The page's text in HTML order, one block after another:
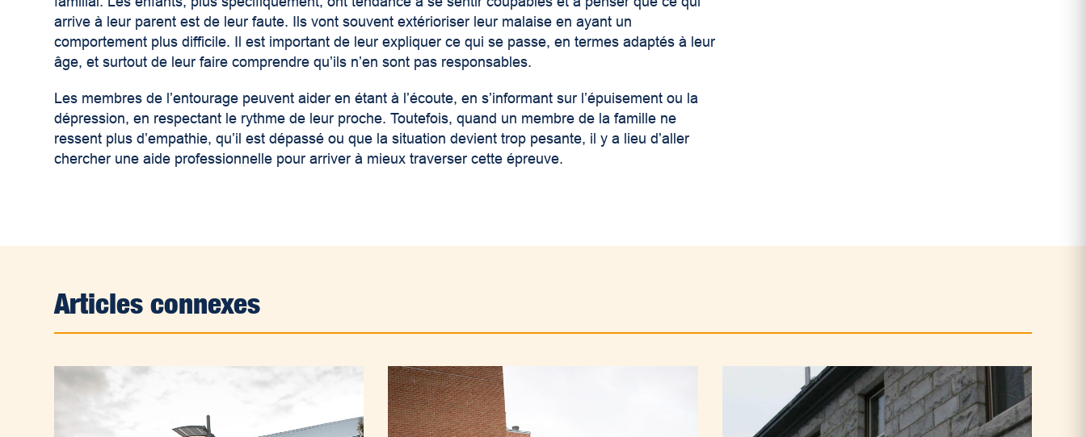
arrive à leur parent est de leur faute. Ils vont souvent extérioriser leur malaise en ayant un
comportement plus difficile. Il est important de leur expliquer ce qui se passe, en termes adaptés à leur
âge, et surtout de leur faire comprendre qu’ils n’en sont pas responsables.
Les membres de l’entourage peuvent aider en étant à l’écoute, en s’informant sur l’épuisement ou la
dépression, en respectant le rythme de leur proche. Toutefois, quand un membre de la famille ne
ressent plus d’empathie, qu’il est dépassé ou que la situation devient trop pesante, il y a lieu d’aller
chercher une aide professionnelle pour arriver à mieux traverser cette épreuve.
Articles connexes